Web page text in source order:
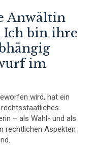
Anwältin
Ich bin ihre
im
wird, hat ein
– als Wahl- und als
rechtlichen Aspekten